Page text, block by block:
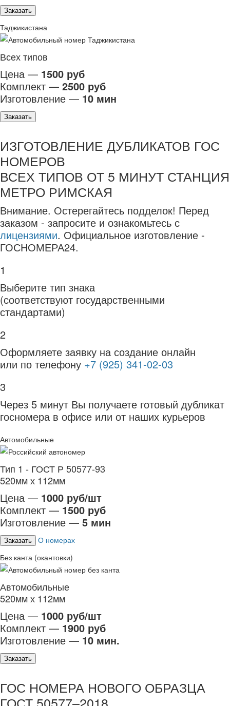
Заказать
Таджикистана
Всех типов
Цена — 1500 руб
Комплект — 2500 руб
Изготовление — 10 мин
Заказать
ИЗГОТОВЛЕНИЕ ДУБЛИКАТОВ ГОС
НОМЕРОВ
ВСЕХ ТИПОВ ОТ 5 МИНУТ СТАНЦИЯ
МЕТРО РИМСКАЯ
Внимание. Остерегайтесь подделок! Перед
заказом - запросите и ознакомьтесь с
лицензиями. Официальное изготовление -
ГОСНОМЕРА24.
1
Выберите тип знака
(соответствуют государственными
стандартами)
2
Оформляете заявку на создание онлайн
или по телефону +7 (925) 341-02-03
3
Через 5 минут Вы получаете готовый дубликат
госномера в офисе или от наших курьеров
Автомобильные
Тип 1 - ГОСТ Р 50577-93
520мм х 112мм
Цена — 1000 руб/шт
Комплект — 1500 руб
Изготовление — 5 мин
Заказать
О номерах
Без канта (окантовки)
Автомобильные
520мм х 112мм
Цена — 1000 руб/шт
Комплект — 1900 руб
Изготовление — 10 мин.
Заказать
ГОС НОМЕРА НОВОГО ОБРАЗЦА